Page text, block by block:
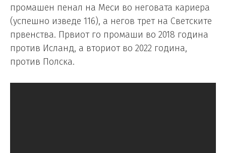
промашен пенал на Меси во неговата кариера
(успешно изведе 116), а негов трет на Светските
првенства. Првиот го промаши во 2018 година
против Исланд, а вториот во 2022 година,
против Полска.